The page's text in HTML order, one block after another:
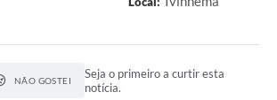
NÃO GOSTEI
Seja o primeiro a curtir esta
notícia.